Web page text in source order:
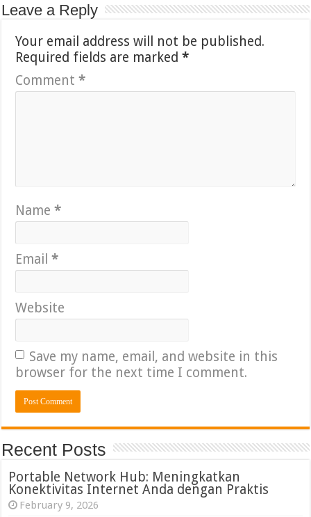
Leave a Reply
Your email address will not be published.
Required fields are marked*
Comment*
Name*
Email*
Website
Save my name, email, and website in this
browser for the next time I comment.
Recent Posts
Portable Network Hub: Meningkatkan
Konektivitas Internet Anda dengan Praktis
February 9, 2026